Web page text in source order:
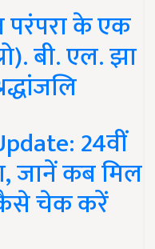
परंपरा के एक
बी. एल. झा
24वीं
जानें कब मिल
चेक करें